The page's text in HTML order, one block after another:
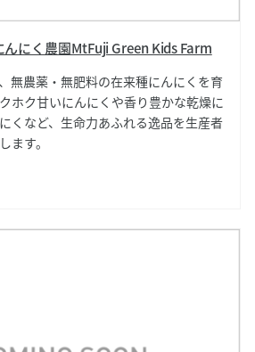
にく農園MtFuji Green Kids Farm
無農薬・無肥料の在来種にんにくを育
ホク甘いにんにくや香り豊かな乾燥に
くなど、生命力あふれる逸品を生産者
ます。